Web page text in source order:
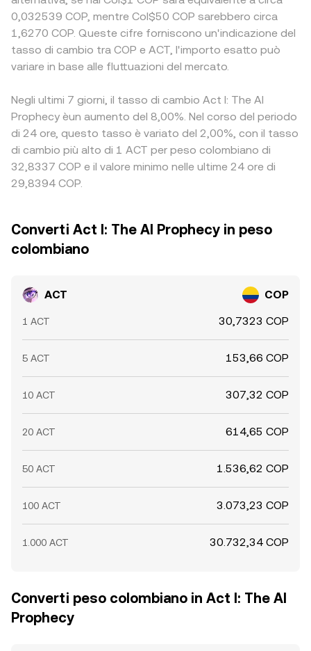
0,032539 COP, mentre Col$50 COP sarebbero circa
1,6270 COP. Queste cifre forniscono un'indicazione del
tasso di cambio tra COP e ACT, l'importo esatto può
variare in base alle fluttuazioni del mercato.
Negli ultimi 7 giorni, il tasso di cambio Act I: The AI
Prophecy èun aumento del 8,00%. Nel corso del periodo
di 24 ore, questo tasso è variato del 2,00%, con il tasso
di cambio più alto di 1 ACT per peso colombiano di
32,8337 COP e il valore minimo nelle ultime 24 ore di
29,8394 COP.
Converti Act I: The AI Prophecy in peso
colombiano
ACT COP
1 ACT 30,7323 COP
5 ACT 153,66 COP
10 ACT 307,32 COP
20 ACT 614,65 COP
50 ACT 1.536,62 COP
100 ACT 3.073,23 COP
1.000 ACT 30.732,34 COP
Converti peso colombiano in Act I: The AI
Prophecy